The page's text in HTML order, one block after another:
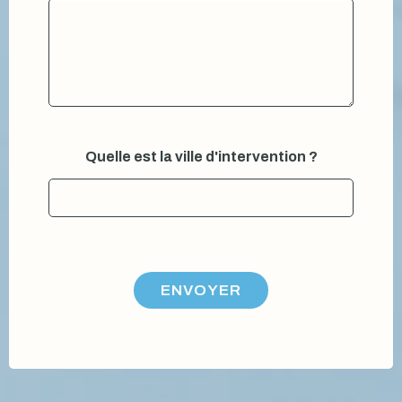
Quelle est la ville d'intervention ?
ENVOYER